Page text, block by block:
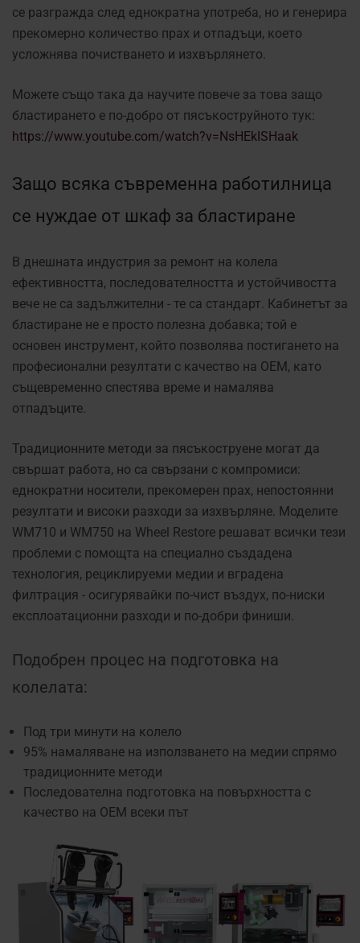
се разгражда след еднократна употреба, но и генерира
прекомерно количество прах и отпадъци, което
усложнява почистването и изхвърлянето.
Можете също така да научите повече за това защо
бластирането е по-добро от пясъкоструйното тук:
https://www.youtube.com/watch?v=NsHEkISHaak
Защо всяка съвременна работилница
се нуждае от шкаф за бластиране
В днешната индустрия за ремонт на колела
ефективността, последователността и устойчивостта
вече не са задължителни - те са стандарт. Кабинетът за
бластиране не е просто полезна добавка; той е
основен инструмент, който позволява постигането на
професионални резултати с качество на OEM, като
същевременно спестява време и намалява
отпадъците.
Традиционните методи за пясъкоструене могат да
свършат работа, но са свързани с компромиси:
еднократни носители, прекомерен прах, непостоянни
резултати и високи разходи за изхвърляне. Моделите
WM710 и WM750 на Wheel Restore решават всички тези
проблеми с помощта на специално създадена
технология, рециклируеми медии и вградена
филтрация - осигурявайки по-чист въздух, по-ниски
експлоатационни разходи и по-добри финиши.
Подобрен процес на подготовка на
колелата:
Под три минути на колело
95% намаляване на използването на медии спрямо
традиционните методи
Последователна подготовка на повърхността с
качество на OEM всеки път